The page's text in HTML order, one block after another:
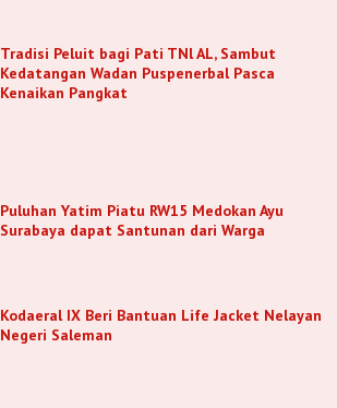
Tradisi Peluit bagi Pati TNl AL, Sambut
Kedatangan Wadan Puspenerbal Pasca
Kenaikan Pangkat
Puluhan Yatim Piatu RW15 Medokan Ayu
Surabaya dapat Santunan dari Warga
Kodaeral IX Beri Bantuan Life Jacket Nelayan
Negeri Saleman